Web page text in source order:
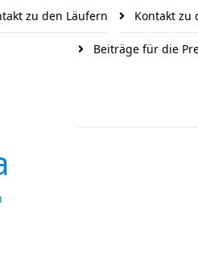
zu den Läufern Kontakt zu
Beiträge für die